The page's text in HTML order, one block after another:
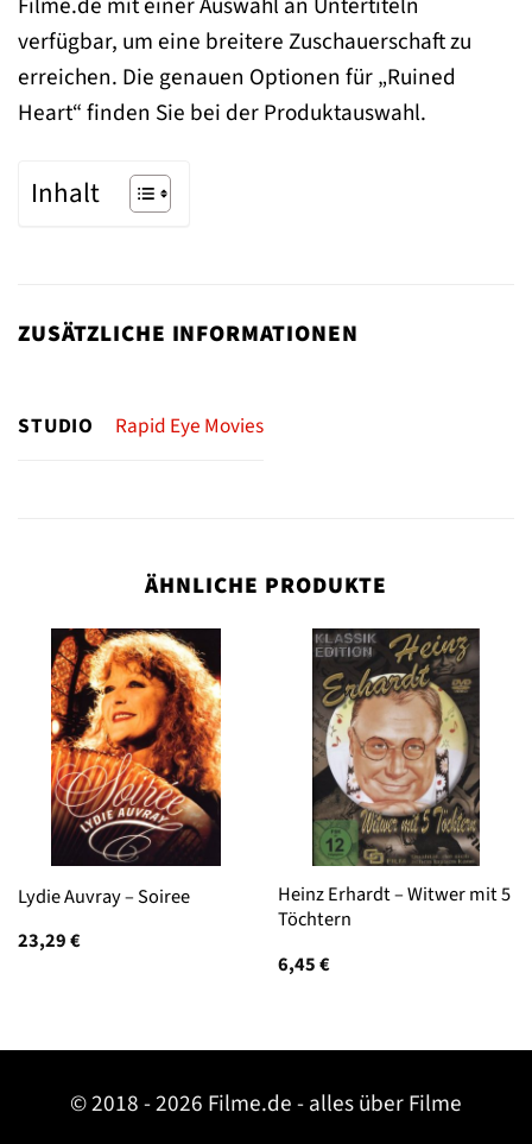
verfügbar, um eine breitere Zuschauerschaft zu
erreichen. Die genauen Optionen für „Ruined
Heart“ finden Sie bei der Produktauswahl.
Inhalt
ZUSÄTZLICHE INFORMATIONEN
STUDIO Rapid Eye Movies
ÄHNLICHE PRODUKTE
Lydie Auvray – Soiree
23,29€
Heinz Erhardt – Witwer mit 5
Töchtern
6,45€
© 2018 - 2026 Filme.de - alles über Filme